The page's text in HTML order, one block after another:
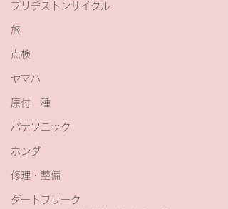
ブリヂストンサイクル
旅
点検
ヤマハ
原付一種
パナソニック
ホンダ
修理・整備
ダートフリーク